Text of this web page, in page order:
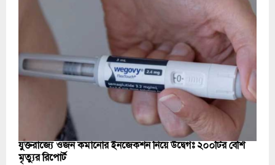
যুক্তরাজ্যে ওজন কমানোর ইনজেকশন নিয়ে উদ্বেগঃ ২০০টির বেশি
মৃত্যুর রিপোর্ট